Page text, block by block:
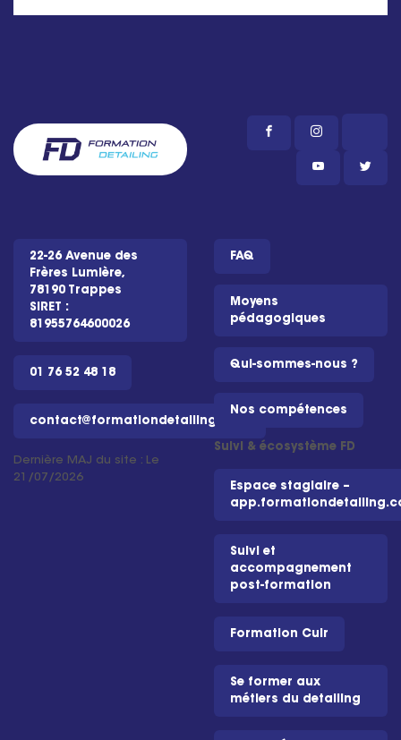
22-26 Avenue des
Frères Lumière,
78190 Trappes
SIRET :
81955764600026
01 76 52 48 18
contact@formationdetailing.com
Dernière MAJ du site : Le
21/07/2026
FAQ
Moyens
pédagogiques
Qui-sommes-nous ?
Nos compétences
Suivi & écosystème FD
Espace stagiaire –
Suivi et
accompagnement
post-formation
Formation Cuir
Se former aux
métiers du detailing